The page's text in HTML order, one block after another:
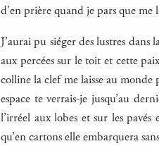
d’en prière quand je pars que me
J’aurai pu siéger des lustres dans
aux percées sur le toit et cette
colline la clef me laisse au
espace te verrais-je jusqu’au
l’irréel aux lobes et sur les
qu’en cartons elle embarquera